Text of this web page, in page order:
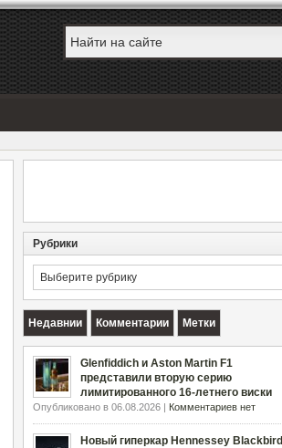
Рубрики
Рубрики
Недавнии Комментарии Метки
Glenfiddich и Aston Martin F1
представили вторую серию
лимитированного 16-летнего виски
Опубликовано в 06.08.2026 | Комментариев нет
Новый гиперкар Hennessey Blackbird